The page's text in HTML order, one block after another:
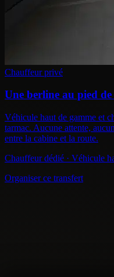
Chauffeur privé
Une berline au pied
Véhicule haut de gamme et
tarmac. Aucune attente,
entre la cabine et la route.
Chauffeur dédié · Véhicule
Organiser ce transfert